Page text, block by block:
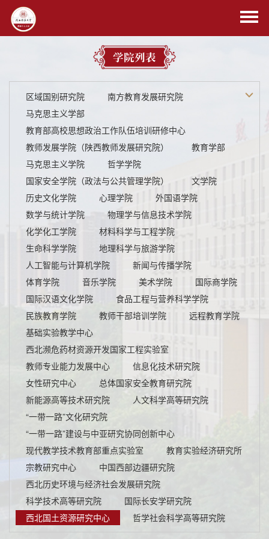
学院列表
区域国别研究院
南方教育发展研究院
马克思主义学部
教育部高校思想政治工作队伍培训研修中心
教师发展学院（陕西教师发展研究院）
教育学部
马克思主义学院
哲学学院
国家安全学院（政法与公共管理学院）
文学院
历史文化学院
心理学院
外国语学院
数学与统计学院
物理学与信息技术学院
化学化工学院
材料科学与工程学院
生命科学学院
地理科学与旅游学院
人工智能与计算机学院
新闻与传播学院
体育学院
音乐学院 美术学院
国际商学院
国际汉语文化学院
食品工程与营养科学学院
民族教育学院
教师干部培训学院
远程教育学院
基础实验教学中心
西北濒危药材资源开发国家工程实验室
教师专业能力发展中心
信息化技术研究院
女性研究中心
总体国家安全教育研究院
新能源高等技术研究院
人文科学高等研究院
“一带一路”文化研究院
“一带一路”建设与中亚研究协同创新中心
现代教学技术教育部重点实验室
教育实验经济研究所
宗教研究中心
中国西部边疆研究院
西北历史环境与经济社会发展研究院
科学技术高等研究院
国际长安学研究院
西北国土资源研究中心
哲学社会科学高等研究院